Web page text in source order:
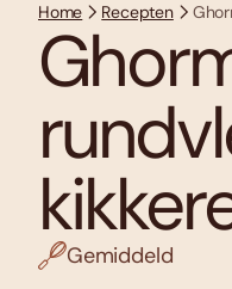
Home Recepten
Gemiddeld